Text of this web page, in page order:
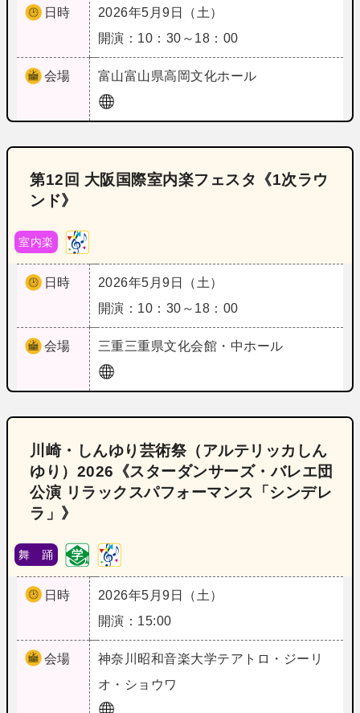
日時
2026年5月9日（土）
開演：10：30～18：00
会場 富山富山県高岡文化ホール
第12回 大阪国際室内楽フェスタ《1次ラウ
ンド》
室内楽
日時
2026年5月9日（土）
開演：10：30～18：00
会場 三重三重県文化会館・中ホール
川崎・しんゆり芸術祭（アルテリッカしん
ゆり）2026《スターダンサーズ・バレエ団
公演 リラックスパフォーマンス「シンデレ
ラ」》
舞 踊
日時
2026年5月9日（土）
開演：15:00
会場 神奈川 昭和音楽大学テアトロ・ジーリ
オ・ショウワ